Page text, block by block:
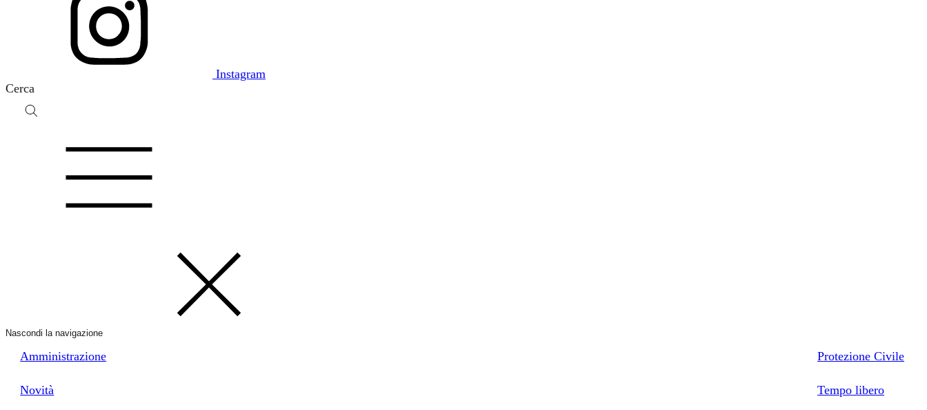
Instagram
Cerca
Nascondi la navigazione
Amministrazione
Novità
Protezione Civile
Tempo libero